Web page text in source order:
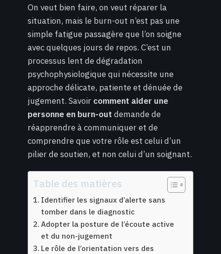
On veut bien faire, on veut réparer la
situation, mais le burn-out n’est pas une
simple fatigue passagère que l’on soigne
avec quelques jours de repos. C’est un
processus lent de dégradation
psychophysiologique qui nécessite une
approche délicate, patiente et dénuée de
jugement. Savoir comment aider une
personne en burn-out demande de
réapprendre à communiquer et de
comprendre que votre rôle est celui d’un
pilier de soutien, et non celui d’un soignant.
Table des matières
Identifier les signaux d’alerte sans
tomber dans le diagnostic
Adopter la posture de l’écoute active
et du non-jugement
Le rôle de l’orientation vers des